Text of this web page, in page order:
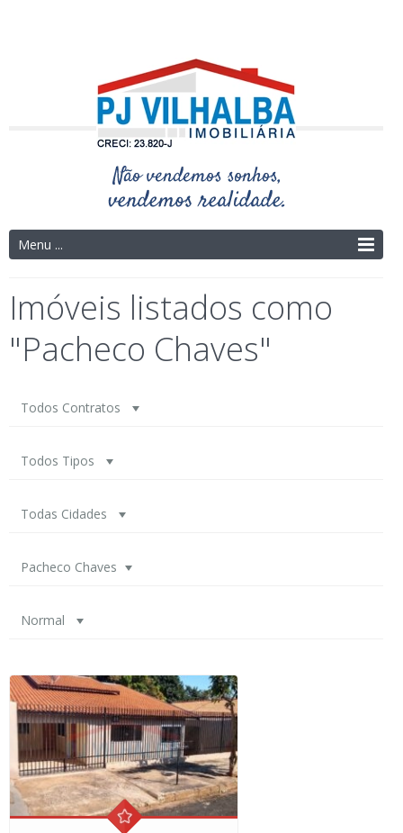
Menu ...
Imóveis listados como
"Pacheco Chaves"
Todos Contratos
Todos Tipos
Todas Cidades
Pacheco Chaves
Normal